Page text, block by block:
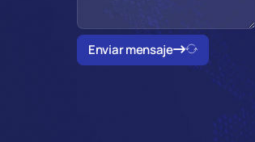
Enviar mensaje